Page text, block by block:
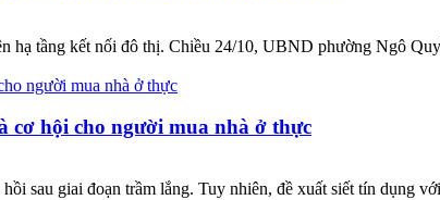
hạ tầng kết nối đô thị. Chiều 24/10, UBND phường Ngô
cơ hội cho người mua nhà ở thực
sau giai đoạn trầm lắng. Tuy nhiên, đề xuất siết tín dụng